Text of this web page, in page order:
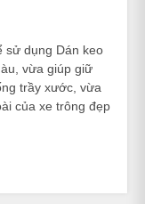
sử dụng Dán keo
vừa giúp giữ
trầy xước, vừa
của xe trông đẹp